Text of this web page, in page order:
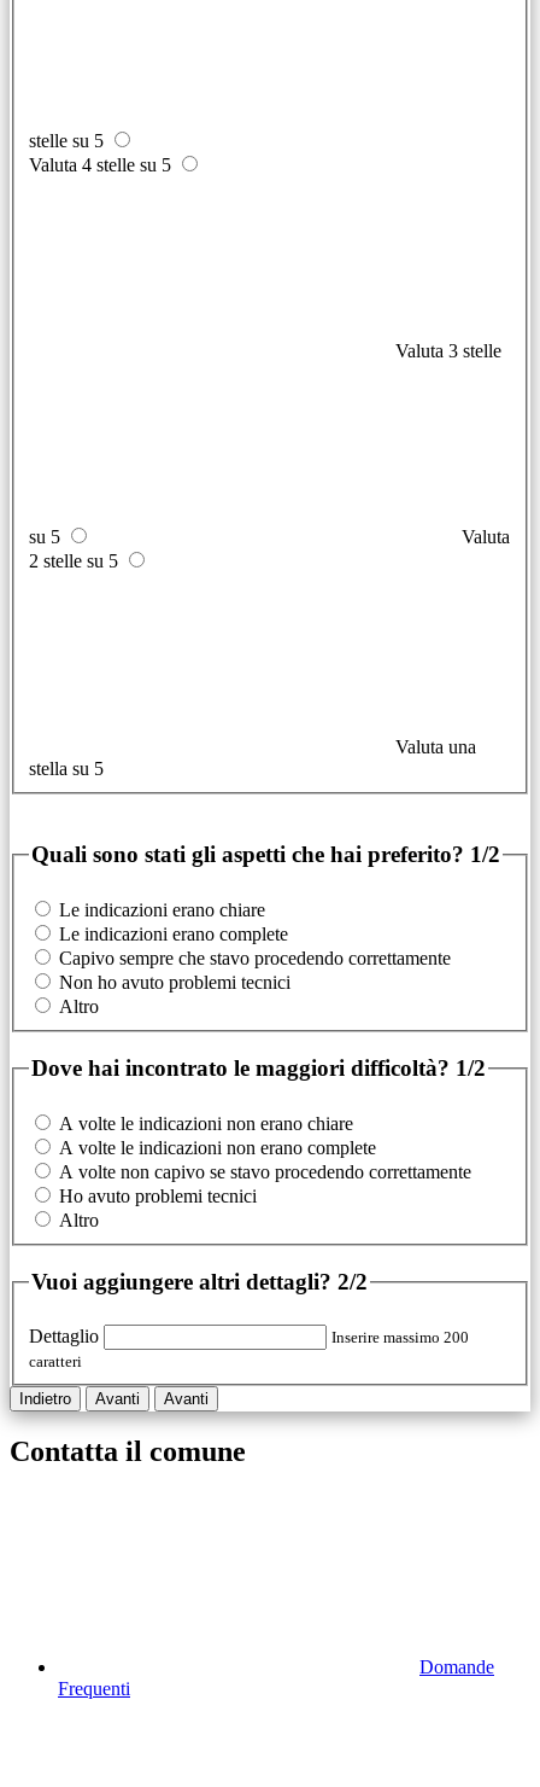
stelle su 5
Valuta 4 stelle su 5
Valuta 3 stelle
su 5
Valuta
2 stelle su 5
Valuta una
stella su 5
Quali sono stati gli aspetti che hai preferito? 1/2
Le indicazioni erano chiare
Le indicazioni erano complete
Capivo sempre che stavo procedendo correttamente
Non ho avuto problemi tecnici
Altro
Dove hai incontrato le maggiori difficoltà? 1/2
A volte le indicazioni non erano chiare
A volte le indicazioni non erano complete
A volte non capivo se stavo procedendo correttamente
Ho avuto problemi tecnici
Altro
Vuoi aggiungere altri dettagli? 2/2
Dettaglio
Inserire massimo 200
caratteri
Indietro Avanti Avanti
Contatta il comune
Domande
Frequenti